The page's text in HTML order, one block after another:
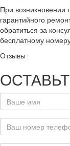
При
гарантийного
обратиться за
бесплатному
Отзывы